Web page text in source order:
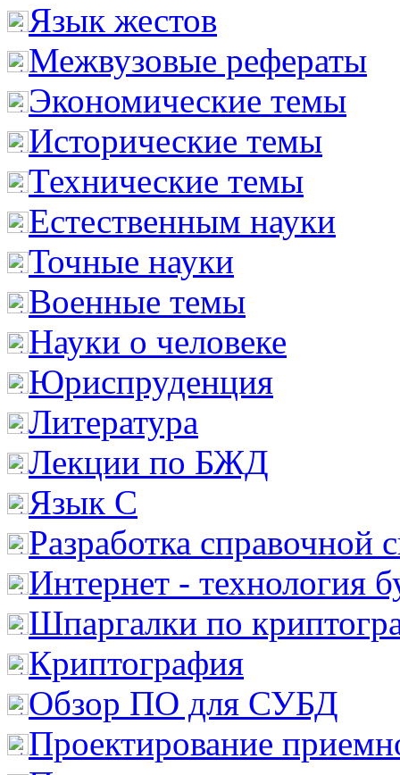
Язык жестов
Межвузовые рефераты
Экономические темы
Исторические темы
Технические темы
Естественным науки
Точные науки
Военные темы
Науки о человеке
Юриспруденция
Литература
Лекции по БЖД
Язык С
Разработка справочной
Интернет - технология
Шпаргалки по
Криптография
Обзор ПО для СУБД
Проектирование